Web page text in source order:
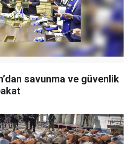
savunma ve güvenlik